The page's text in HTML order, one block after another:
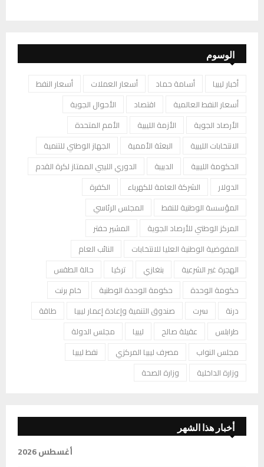
الوسوم
أخبار ليبيا أسامة حماد أسعار العملات
أسعار النفط
أسعار النفط العالمية
اقتصاد
الأحوال الجوية
الأرصاد الجوية
الأزمة الليبية
الأمم المتحدة
الانتخابات الليبية
البعثة الأممية
الجهاز الوطني للتنمية
الحكومة الليبية
الدبيبة
الدوري الليبي الممتاز لكرة القدم
الدولار
الشركة العامة للكهرباء
الكفرة
المؤسسة الوطنية للنفط
المجلس الرئاسي
المركز الوطني للأرصاد الجوية
المشير حفتر
المفوضية الوطنية العليا للانتخابات
النائب العام
الهجرة غير الشرعية
بنغازي تركيا
حالة الطقس
حكومة الوحدة
حكومة الوحدة الوطنية
خام برنت
درنة
سرت صندوق التنمية وإعادة إعمار ليبيا
طاقة
طرابلس
عقيلة صالح ليبيا
مجلس الدولة
مجلس النواب
مصرف ليبيا المركزي
نفط ليبيا
وزارة الداخلية
وزارة الصحة
أخبار هذا الشهر
أغسطس 2026